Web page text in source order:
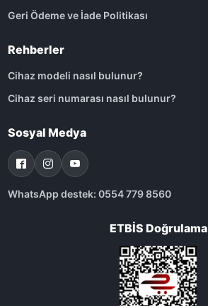
Geri Ödeme ve İade Politikası
Rehberler
Cihaz modeli nasıl bulunur?
Cihaz seri numarası nasıl bulunur?
Sosyal Medya
WhatsApp destek: 0554 779 8560
ETBİS Doğrulama